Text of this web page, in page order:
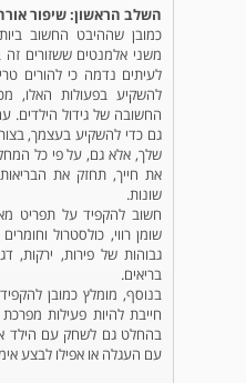
השלב הראשון:שיפור
כמובן שההיבט החשוב
משני אלמנטים ששזורים זה
לעיתים נדמה כי להורים
להשקיע בפעולות האלו,
החשובה של גידול הילדים.
גם כדי להשקיע בעצמך,
שלך, אלא גם, על פי כל
את חייך, תחזק את
שונות.
חשוב להקפיד על תפריט
שומן רווי, כולסטרול
גבוהות של פירות, ירקות,
בריאים.
בנוסף, מומלץ כמובן
חייבת להיות פעילות
בהחלט גם לשחק עם הילד
עם העגלה או אפילו לבצע